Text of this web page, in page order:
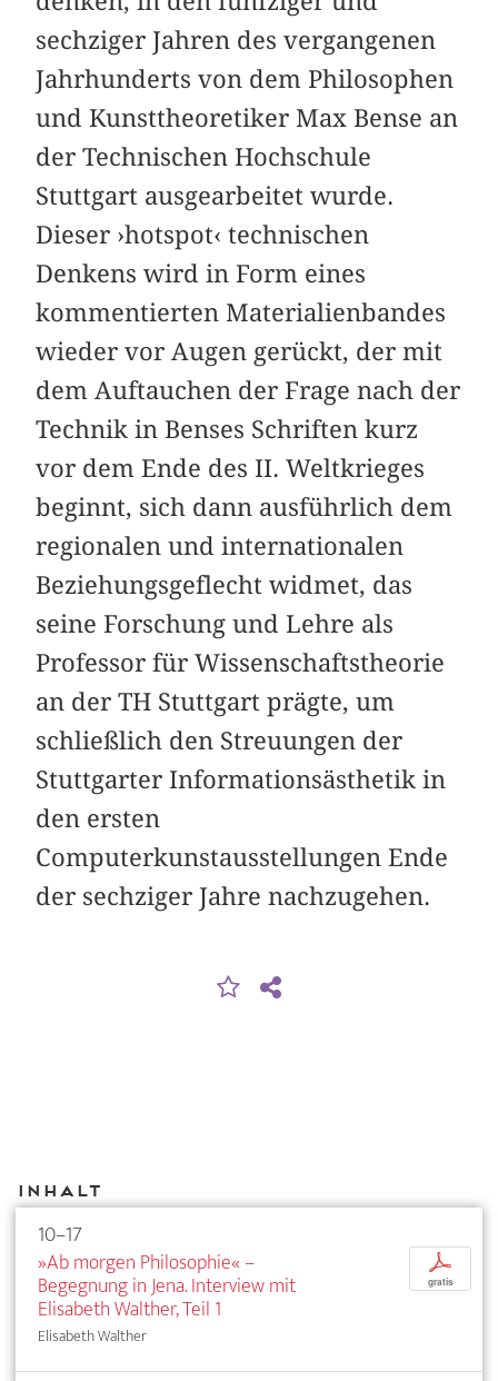
sechziger Jahren des vergangenen
Jahrhunderts von dem Philosophen
und Kunsttheoretiker Max Bense an
der Technischen Hochschule
Stuttgart ausgearbeitet wurde.
Dieser ›hotspot‹ technischen
Denkens wird in Form eines
kommentierten Materialienbandes
wieder vor Augen gerückt, der mit
dem Auftauchen der Frage nach der
Technik in Benses Schriften kurz
vor dem Ende des II. Weltkrieges
beginnt, sich dann ausführlich dem
regionalen und internationalen
Beziehungsgeflecht widmet, das
seine Forschung und Lehre als
Professor für Wissenschaftstheorie
an der TH Stuttgart prägte, um
schließlich den Streuungen der
Stuttgarter Informationsästhetik in
den ersten
Computerkunstausstellungen Ende
der sechziger Jahre nachzugehen.
Inhalt
10–17
»Ab morgen Philosophie« –
Begegnung in Jena. Interview mit
Elisabeth Walther, Teil 1
Elisabeth Walther
p
gratis